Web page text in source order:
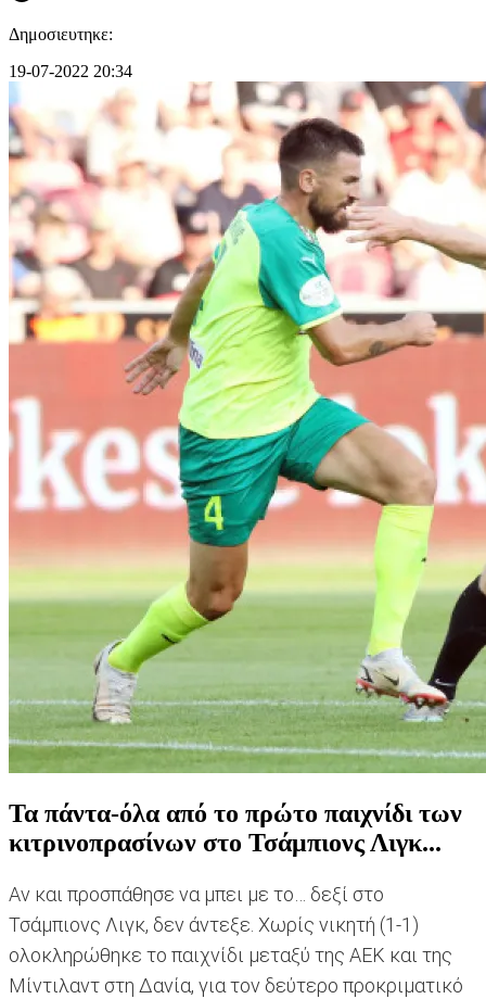
Δημοσιευτηκε:
19-07-2022 20:34
Τα πάντα-όλα από το πρώτο παιχνίδι των
κιτρινοπρασίνων στο Τσάμπιονς Λιγκ...
Αν και προσπάθησε να μπει με το… δεξί στο
Τσάμπιονς Λιγκ, δεν άντεξε. Χωρίς νικητή (1-1)
ολοκληρώθηκε το παιχνίδι μεταξύ της ΑΕΚ και της
Μίντιλαντ στη Δανία, για τον δεύτερο προκριματικό